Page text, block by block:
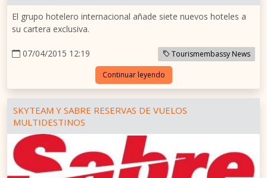
El grupo hotelero internacional añade siete nuevos hoteles a
su cartera exclusiva.
07/04/2015 12:19 Tourismembassy News
Continuar leyendo
SKYTEAM Y SABRE RESERVAS DE VUELOS
MULTIDESTINOS